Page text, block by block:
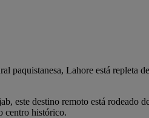
paquistanesa, Lahore está repleta
este destino remoto está rodeado
centro histórico.